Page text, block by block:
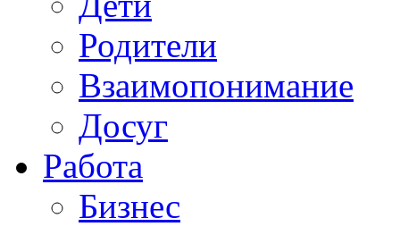
Родители
Взаимопонимание
Досуг
Работа
Бизнес